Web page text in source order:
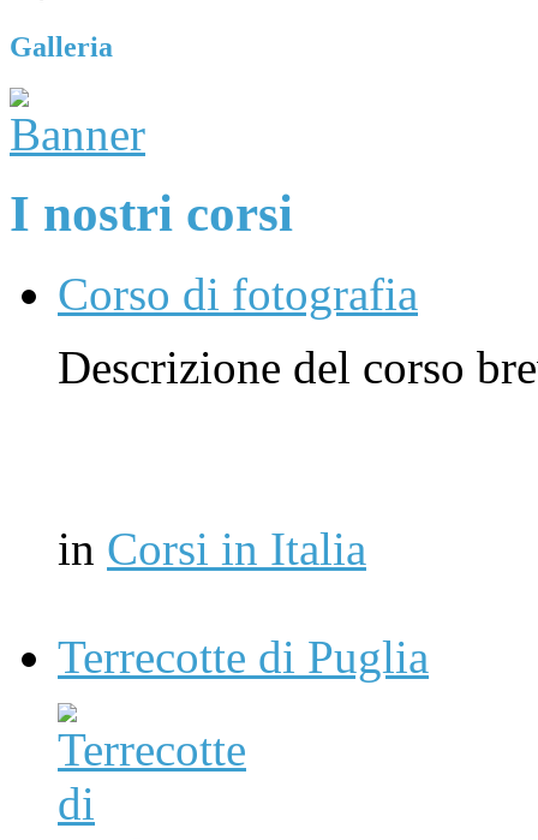
Galleria
I nostri corsi
Corso di fotografia
Descrizione del corso
in Corsi in Italia
Terrecotte di Puglia